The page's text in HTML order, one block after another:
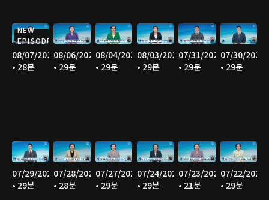
NEW
EPISODE
08/07/2026
• 28분
08/06/2026
• 29분
08/04/2026
• 29분
08/03/2026
• 29분
07/31/2026
• 29분
07/30/2026
• 29분
07/29/2026
• 29분
07/28/2026
• 28분
07/27/2026
• 29분
07/24/2026
• 29분
07/23/2026
• 21분
07/22/2026
• 29분